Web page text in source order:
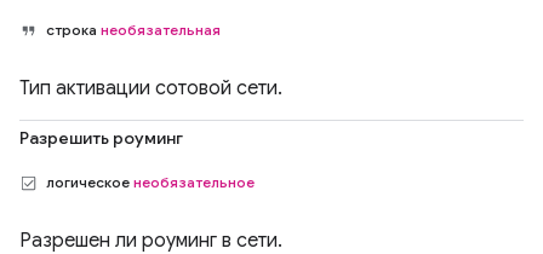
строка необязательная
Тип активации сотовой сети.
Разрешить роуминг
логическое необязательное
Разрешен ли роуминг в сети.